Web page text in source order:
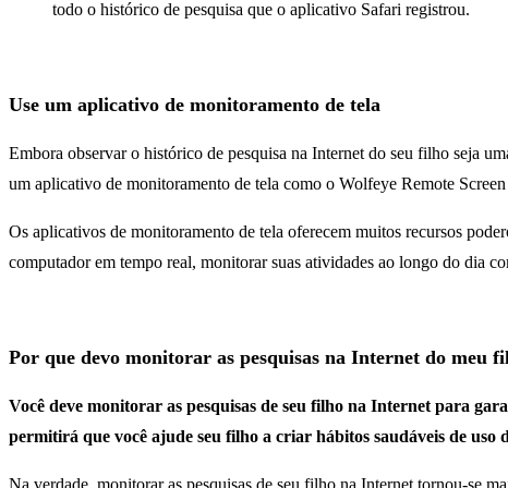
todo o histórico de pesquisa que o aplicativo Safari registrou.
Use um aplicativo de monitoramento de tela
Embora observar o histórico de pesquisa na Internet do seu filho seja
um aplicativo de monitoramento de tela como o Wolfeye Remote
Os aplicativos de monitoramento de tela oferecem muitos recursos
computador em tempo real, monitorar suas atividades ao longo do dia
Por que devo monitorar as pesquisas na Internet do meu
Você deve monitorar as pesquisas de seu filho na Internet para
permitirá que você ajude seu filho a criar hábitos saudáveis de